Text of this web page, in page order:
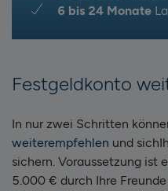
6 bis 24 Monate
Festgeldkonto
In nur zwei Schritten
weiterempfehlen und sich
sichern. Voraussetzung ist
5.000 € durch Ihre